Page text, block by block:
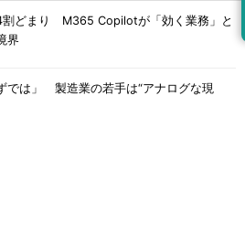
割どまり M365 Copilotが「効く業務」と
界
では」 製造業の若手は“アナログな現